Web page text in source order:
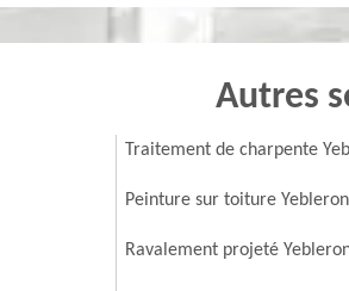
Autres
Traitement de charpente
Peinture sur toiture Yebleron
Ravalement projeté